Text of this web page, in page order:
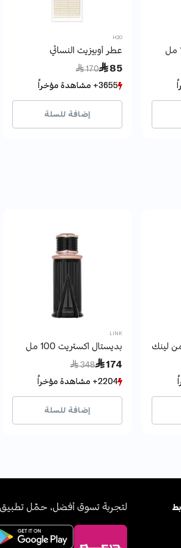
H2O
عطر أوبيزيت النسائي
 85
Price reduced from
 170
to
3655+ مشاهدة مؤخراً
3281+ بيع مؤخراً
3655+ مشاهدة مؤخراً
3281+ بيع مؤخراً
إضافة للسلة
لينك
LINK
بديستال اكستريت 100 مل
 174
Price reduced from
 348
to
2204+ مشاهدة مؤخراً
992+ بيع مؤخراً
2204+ مشاهدة مؤخراً
992+ بيع مؤخراً
إضافة للسلة
لتجربة تسوق أفضل، حمّل